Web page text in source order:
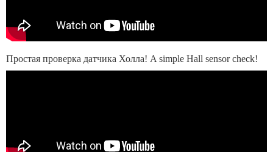
Простая проверка датчика Холла! A simple Hall sensor check!